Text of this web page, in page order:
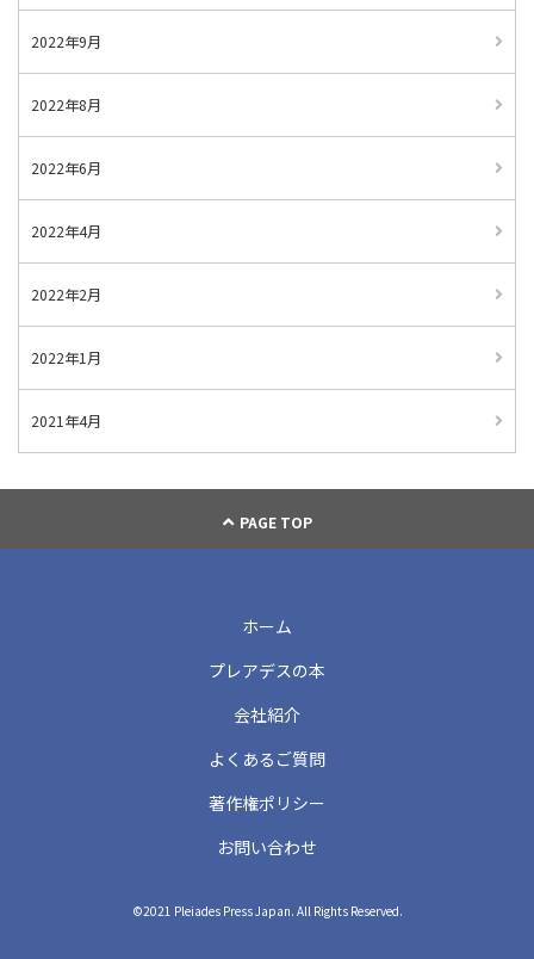
2022年9月
2022年8月
2022年6月
2022年4月
2022年2月
2022年1月
2021年4月
PAGE TOP
ホーム
プレアデスの本
会社紹介
よくあるご質問
著作権ポリシー
お問い合わせ
©2021 Pleiades Press Japan. All Rights Reserved.